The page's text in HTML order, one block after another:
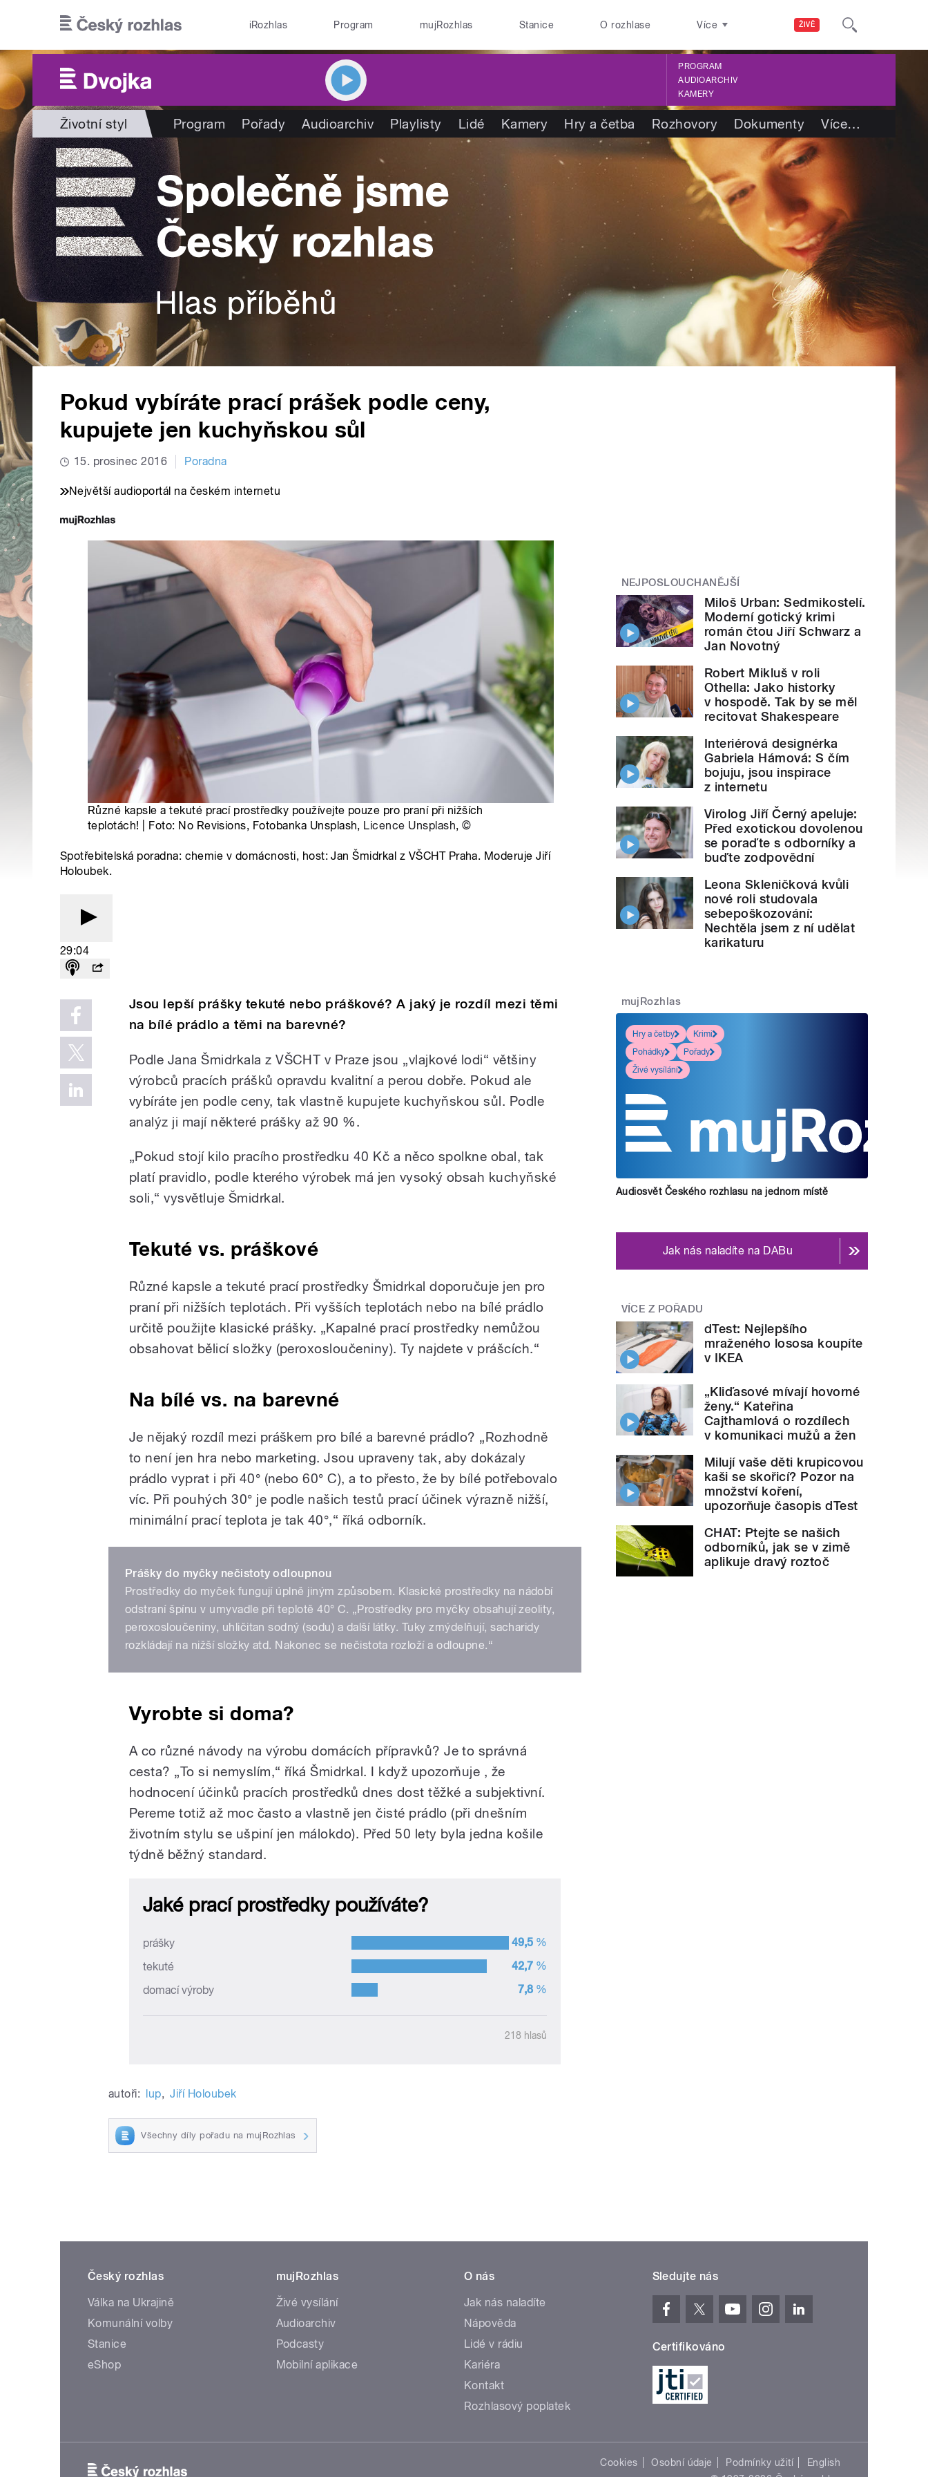
ŽIVĚ
iRozhlas Program mujRozhlas Stanice O rozhlase Více
PROGRAM
AUDIOARCHIV
KAMERY
Životní styl Program Pořady Audioarchiv Playlisty Lidé Kamery Hry a četba Rozhovory Dokumenty Více…
Pokud vybíráte prací prášek podle ceny,
kupujete jen kuchyňskou sůl
15. prosinec 2016 Poradna
Největší audioportál na českém internetu
Různé kapsle a tekuté prací prostředky používejte pouze pro praní při nižších
teplotách! | Foto: No Revisions, Fotobanka Unsplash, Licence Unsplash,©
Spotřebitelská poradna: chemie v domácnosti, host: Jan Šmidrkal z VŠCHT Praha. Moderuje Jiří
Holoubek.
29:04
Jsou lepší prášky tekuté nebo práškové? A jaký je rozdíl mezi těmi
na bílé prádlo a těmi na barevné?
Podle Jana Šmidrkala z VŠCHT v Praze jsou „vlajkové lodi“ většiny
výrobců pracích prášků opravdu kvalitní a perou dobře. Pokud ale
vybíráte jen podle ceny, tak vlastně kupujete kuchyňskou sůl. Podle
analýz ji mají některé prášky až 90 %.
„Pokud stojí kilo pracího prostředku 40 Kč a něco spolkne obal, tak
platí pravidlo, podle kterého výrobek má jen vysoký obsah kuchyňské
soli,“ vysvětluje Šmidrkal.
Tekuté vs. práškové
Různé kapsle a tekuté prací prostředky Šmidrkal doporučuje jen pro
praní při nižších teplotách. Při vyšších teplotách nebo na bílé prádlo
určitě použijte klasické prášky. „Kapalné prací prostředky nemůžou
obsahovat bělicí složky (peroxosloučeniny). Ty najdete v prášcích.“
Na bílé vs. na barevné
Je nějaký rozdíl mezi práškem pro bílé a barevné prádlo? „Rozhodně
to není jen hra nebo marketing. Jsou upraveny tak, aby dokázaly
prádlo vyprat i při 40° (nebo 60° C), a to přesto, že by bílé potřebovalo
víc. Při pouhých 30° je podle našich testů prací účinek výrazně nižší,
minimální prací teplota je tak 40°,“ říká odborník.
Prášky do myčky nečistoty odloupnou
Prostředky do myček fungují úplně jiným způsobem. Klasické prostředky na nádobí
odstraní špínu v umyvadle při teplotě 40° C. „Prostředky pro myčky obsahují zeolity,
peroxosloučeniny, uhličitan sodný (sodu) a další látky. Tuky zmýdelňují, sacharidy
rozkládají na nižší složky atd. Nakonec se nečistota rozloží a odloupne.“
Vyrobte si doma?
A co různé návody na výrobu domácích přípravků? Je to správná
cesta? „To si nemyslím,“ říká Šmidrkal. I když upozorňuje , že
hodnocení účinků pracích prostředků dnes dost těžké a subjektivní.
Pereme totiž až moc často a vlastně jen čisté prádlo (při dnešním
životním stylu se ušpiní jen málokdo). Před 50 lety byla jedna košile
týdně běžný standard.
autoři: lup, Jiří Holoubek
Všechny díly pořadu na mujRozhlas
NEJPOSLOUCHANĚJŠÍ
Miloš Urban: Sedmikostelí.
Moderní gotický krimi
román čtou Jiří Schwarz a
Jan Novotný
Robert Mikluš v roli
Othella: Jako historky
v hospodě. Tak by se měl
recitovat Shakespeare
Interiérová designérka
Gabriela Hámová: S čím
bojuju, jsou inspirace
z internetu
Virolog Jiří Černý apeluje:
Před exotickou dovolenou
se poraďte s odborníky a
buďte zodpovědní
Leona Skleničková kvůli
nové roli studovala
sebepoškozování:
Nechtěla jsem z ní udělat
karikaturu
mujRozhlas
Hry a četby
Krimi
Pohádky
Pořady
Živé vysílání
Audiosvět Českého rozhlasu na jednom místě
Jak nás naladíte na DABu
VÍCE Z POŘADU
dTest: Nejlepšího
mraženého lososa koupíte
v IKEA
„Kliďasové mívají hovorné
ženy.“ Kateřina
Cajthamlová o rozdílech
v komunikaci mužů a žen
Milují vaše děti krupicovou
kaši se skořicí? Pozor na
množství koření,
upozorňuje časopis dTest
CHAT: Ptejte se našich
odborníků, jak se v zimě
aplikuje dravý roztoč
Český rozhlas
Válka na Ukrajině
Komunální volby
Stanice
eShop
mujRozhlas
Živé vysílání
Audioarchiv
Podcasty
Mobilní aplikace
O nás
Jak nás naladíte
Nápověda
Lidé v rádiu
Kariéra
Kontakt
Rozhlasový poplatek
Sledujte nás
Certifikováno
Cookies Osobní údaje Podmínky užití
English